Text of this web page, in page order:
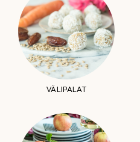
VÄLIPALAT